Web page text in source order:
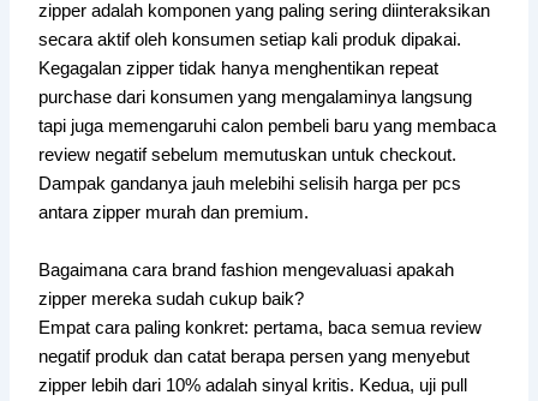
zipper adalah komponen yang paling sering diinteraksikan
secara aktif oleh konsumen setiap kali produk dipakai.
Kegagalan zipper tidak hanya menghentikan repeat
purchase dari konsumen yang mengalaminya langsung
tapi juga memengaruhi calon pembeli baru yang membaca
review negatif sebelum memutuskan untuk checkout.
Dampak gandanya jauh melebihi selisih harga per pcs
antara zipper murah dan premium.
Bagaimana cara brand fashion mengevaluasi apakah
zipper mereka sudah cukup baik?
Empat cara paling konkret: pertama, baca semua review
negatif produk dan catat berapa persen yang menyebut
zipper lebih dari 10% adalah sinyal kritis. Kedua, uji pull